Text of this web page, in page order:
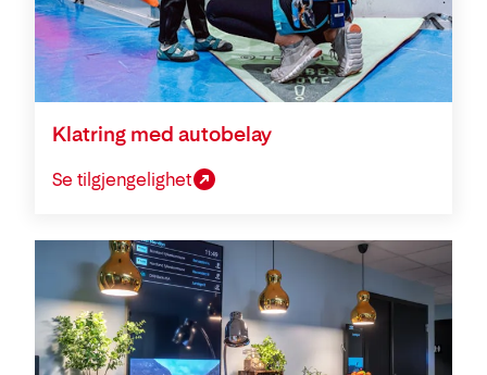
Klatring med autobelay
Se tilgjengelighet
Konferanse